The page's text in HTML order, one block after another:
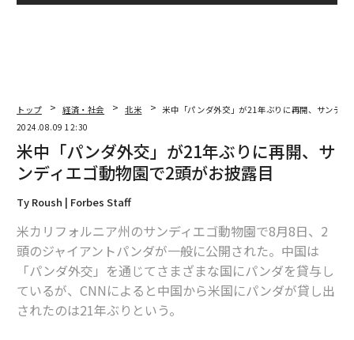
トップ 経済・社会 北米
米中「パンダ外交」が21年ぶりに再開、サンディ
2024.08.09 12:30
米中「パンダ外交」が21年ぶりに再開、サ
ンディエゴ動物園で2頭がお披露目
Ty Roush | Forbes Staff
米カリフォルニア州のサンディエゴ動物園で8月8日、2
頭のジャイアントパンダが一般に公開された。中国は
「パンダ外交」を通じてさまざまな国にパンダを貸与し
ているが、CNNによると中国から米国にパンダが貸し出
されたのは21年ぶりという。